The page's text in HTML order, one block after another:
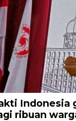
Indonesia
ribuan